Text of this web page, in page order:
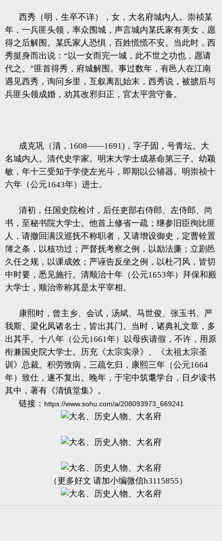
西秀（明，生卒不详），女，大名府城内人。崇祯某
年，一兵匪头领，率众围城，声言城内某氏家有美女，愿
得之后解围。某氏家人恐惧，百姓慌慌不安。当此时，西
秀挺身而出说：“以一女而完一城，此不世之功也，愿请
代之。”匪首得秀，府城解围。事过数年，有邑人在江南
遇见西秀，询问乡里，互叙离乱始末，西秀说，被掳后与
兵匪头领成婚，劝其改邪归正，官太平营守备。
成克巩（清，1608——1691)，字子固，号青坛。大
名城内人。清代史学家。明末大学士成基命第三子。幼颖
敏，年十三受知于学使左光斗，即期以公辅器。明崇祯十
六年（公元1643年）进士。
清初，任国史院检讨，后任吏部右侍郎、左侍郎、尚
书，至秘书院大学士。他首上修省一疏；继参旧臣徇比匪
人，请撤回满汉巡抚不称职者，又请增设御史，定曹铨置
簿之条，以核功过；严督抚考察之例，以励法廉；立剧邑
久任之规，以课成效；严诬告反坐之例，以杜刁风，皆切
中时要，悉见施行。清顺治十年（公元1653年）拜保和殿
大学士，顺治帝称其是太平宰相。
康熙时，曾主乡、会试，汤斌、马世俊、张玉书、严
我斯、梁化凤诸名士，皆出其门。当时，诸典礼文章，多
出其手。十八年（公元1661年）以母疾请假，不许，用原
衔兼国史院大学士。历充《太宗实录》、《太祖太宗圣
训》总裁。积劳致病，三疏乞归，康熙三年（公元1664
年）致仕，遂不复出。晚年，于宅中筑耄学台，日夕读书
其中，著有《清慎堂集》。
链接： https://www.sohu.com/a/208093973_669241
（更多好文 请加小编微信h3115855）